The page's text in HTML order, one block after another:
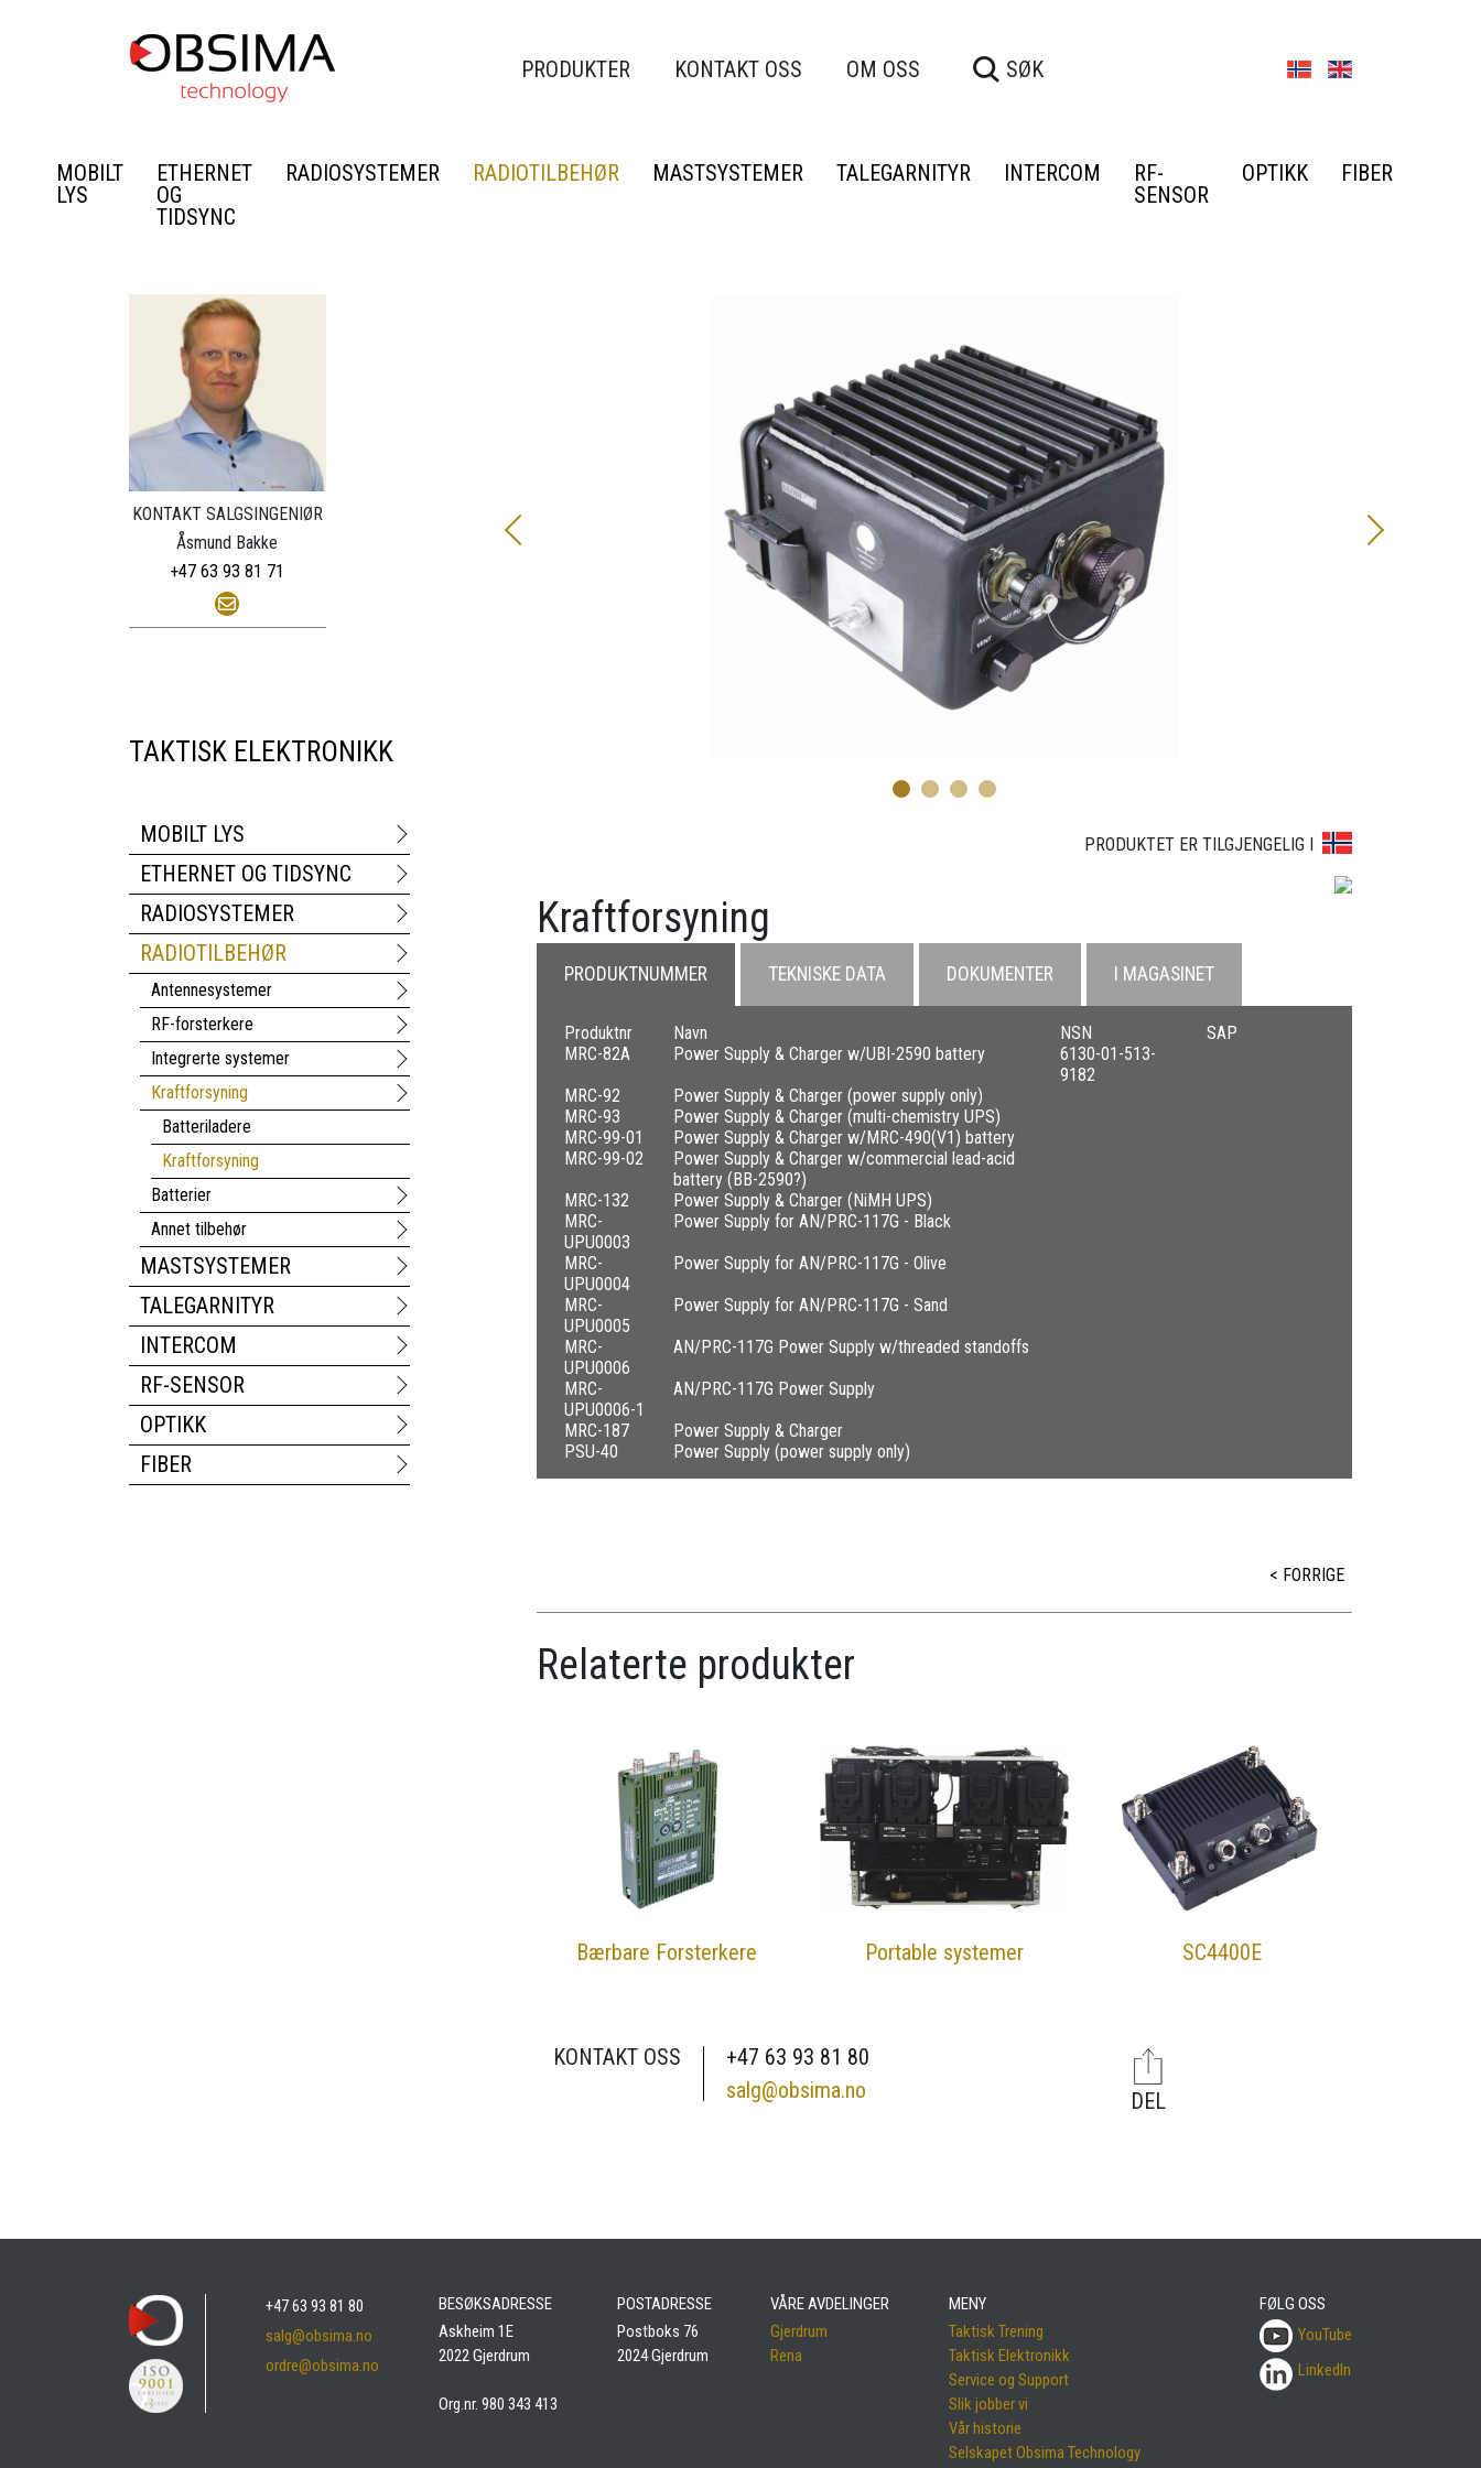
PRODUKTER KONTAKT OSS OM OSS
MOBILT
LYS
ETHERNET
OG
TIDSYNC
RADIOSYSTEMER RADIOTILBEHØR MASTSYSTEMER TALEGARNITYR INTERCOM
RF-
SENSOR
OPTIKK FIBER
KONTAKT SALGSINGENIØR
Åsmund Bakke
+47 63 93 81 71
TAKTISK ELEKTRONIKK
MOBILT LYS
ETHERNET OG TIDSYNC
RADIOSYSTEMER
RADIOTILBEHØR
Antennesystemer
RF-forsterkere
Integrerte systemer
Kraftforsyning
Batteriladere
Kraftforsyning
Batterier
Annet tilbehør
MASTSYSTEMER
TALEGARNITYR
INTERCOM
RF-SENSOR
OPTIKK
FIBER
PRODUKTET ER TILGJENGELIG I
Kraftforsyning
PRODUKTNUMMER TEKNISKE DATA DOKUMENTER I MAGASINET
Produktnr Navn NSN
SAP
MRC-82A
Power Supply & Charger w/UBI-2590 battery
6130-01-513-
9182
MRC-92
Power Supply & Charger (power supply only)
MRC-93
Power Supply & Charger (multi-chemistry UPS)
MRC-99-01
Power Supply & Charger w/MRC-490(V1) battery
MRC-99-02
Power Supply & Charger w/commercial lead-acid
battery (BB-2590?)
MRC-132
Power Supply & Charger (NiMH UPS)
MRC-
UPU0003
Power Supply for AN/PRC-117G - Black
MRC-
UPU0004
Power Supply for AN/PRC-117G - Olive
MRC-
UPU0005
Power Supply for AN/PRC-117G - Sand
MRC-
UPU0006
AN/PRC-117G Power Supply w/threaded standoffs
MRC-
UPU0006-1
AN/PRC-117G Power Supply
MRC-187
Power Supply & Charger
PSU-40
Power Supply (power supply only)
< FORRIGE
Relaterte produkter
Bærbare Forsterkere Portable systemer SC4400E
KONTAKT OSS
+47 63 93 81 80
salg@obsima.no
DEL
+47 63 93 81 80
salg@obsima.no
ordre@obsima.no
BESØKSADRESSE
Askheim 1E
2022 Gjerdrum
Org.nr. 980 343 413
POSTADRESSE
Postboks 76
2024 Gjerdrum
VÅRE AVDELINGER
Gjerdrum
Rena
MENY
Taktisk Trening
Taktisk Elektronikk
Service og Support
Slik jobber vi
Vår historie
Selskapet Obsima Technology
FØLG OSS
YouTube
LinkedIn